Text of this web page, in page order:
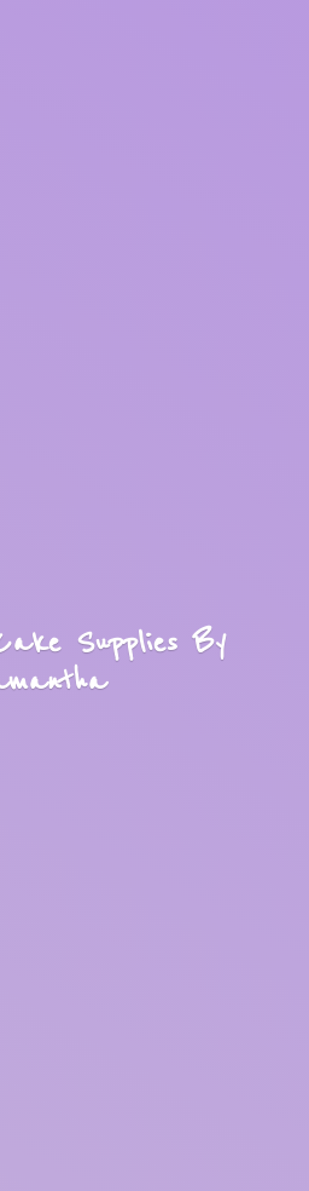
SuppliesBy